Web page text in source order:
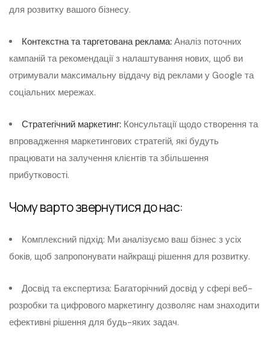
для розвитку вашого бізнесу.
Контекстна та таргетована реклама: Аналіз поточних
кампаній та рекомендації з налаштування нових, щоб ви
отримували максимальну віддачу від реклами у Google та
соціальних мережах.
Стратегічний маркетинг: Консультації щодо створення та
впровадження маркетингових стратегій, які будуть
працювати на залучення клієнтів та збільшення
прибутковості.
Чому варто звернутися до нас:
Комплексний підхід: Ми аналізуємо ваш бізнес з усіх
боків, щоб запропонувати найкращі рішення для розвитку.
Досвід та експертиза: Багаторічний досвід у сфері веб-
розробки та цифрового маркетингу дозволяє нам знаходити
ефективні рішення для будь-яких задач.